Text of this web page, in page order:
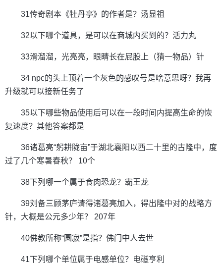
31传奇剧本《牡丹亭》的作者是？汤显祖
32以下哪个道具，是可以在商城内买到的？活力丸
33滑溜溜，光亮亮，眼睛长在屁股上（猜一物品）针
34 npc的头上顶着一个灰色的感叹号是啥意思呀？我再
升级就可以接新任务了
35以下哪些物品使用后可以在一段时间内提高生命的恢
复速度？其他答案都是
36诸葛亮“躬耕陇亩”于湖北襄阳以西二十里的古隆中，度
过了几个寒暑春秋？ 10个
38下列哪一个属于食肉恐龙？霸王龙
39刘备三顾茅庐请得诸葛亮加入，得出隆中对的战略方
针，大概是公元多少年？ 207年
40佛教所称“圆寂”是指？佛门中人去世
41下列哪个单位属于电感单位？电磁亨利